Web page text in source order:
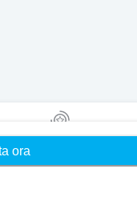
oraRicompense